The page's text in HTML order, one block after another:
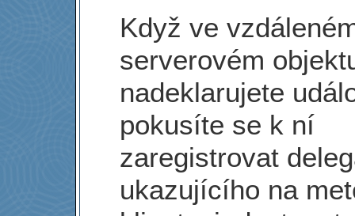
Když ve
serverovém
nadeklarujete
pokusíte se k ní
zaregistrovat
ukazujícího na